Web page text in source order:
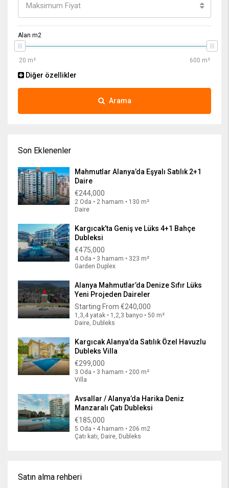
Maksimum Fiyat
Alan m2
Diğer özellikler
Arama
Son Eklenenler
Mahmutlar Alanya’da Eşyalı Satılık 2+1
Daire
€244,000
2 Oda • 2 hamam • 130 m²
Daire
Kargıcak’ta Geniş ve Lüks 4+1 Bahçe
Dubleksi
€475,000
4 Oda • 3 hamam • 323 m²
Garden Duplex
Alanya Mahmutlar’da Denize Sıfır Lüks
Yeni Projeden Daireler
Starting From €240,000
1,3,4 yatak • 1,2,3 banyo • 50 m²
Daire, Dubleks
Kargıcak Alanya’da Satılık Özel Havuzlu
Dubleks Villa
€299,000
3 Oda • 3 hamam • 200 m²
Villa
Avsallar / Alanya’da Harika Deniz
Manzaralı Çatı Dubleksi
€185,000
5 Oda • 4 hamam • 206 m2
Çatı katı, Daire, Dubleks
Satın alma rehberi